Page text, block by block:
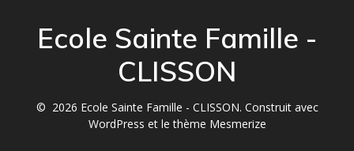
Ecole Sainte Famille -
CLISSON
© 2026 Ecole Sainte Famille - CLISSON. Construit avec
WordPress et lethème Mesmerize